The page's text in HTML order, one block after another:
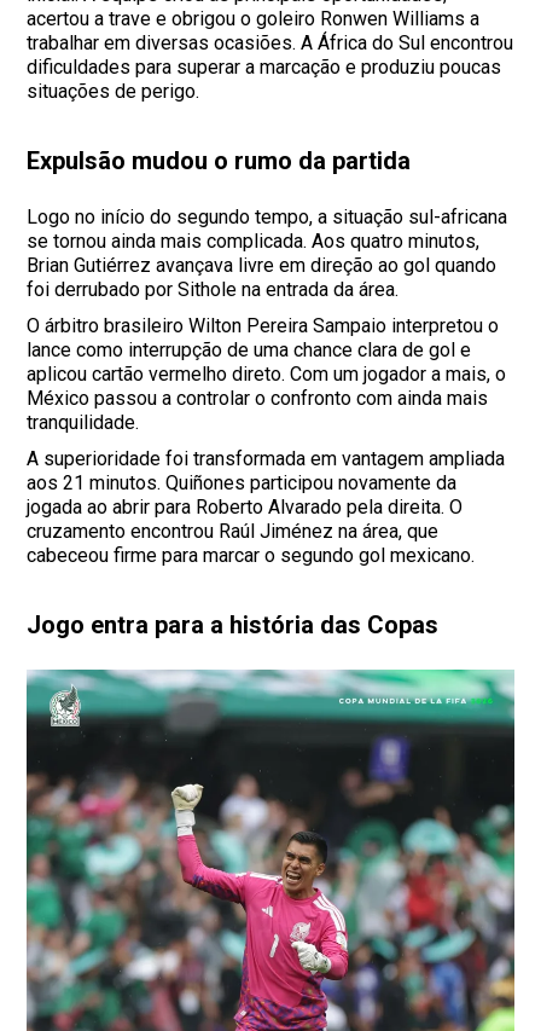
acertou a trave e obrigou o goleiro Ronwen Williams a
trabalhar em diversas ocasiões. A África do Sul encontrou
dificuldades para superar a marcação e produziu poucas
situações de perigo.
Expulsão mudou o rumo da partida
Logo no início do segundo tempo, a situação sul-africana
se tornou ainda mais complicada. Aos quatro minutos,
Brian Gutiérrez avançava livre em direção ao gol quando
foi derrubado por Sithole na entrada da área.
O árbitro brasileiro Wilton Pereira Sampaio interpretou o
lance como interrupção de uma chance clara de gol e
aplicou cartão vermelho direto. Com um jogador a mais, o
México passou a controlar o confronto com ainda mais
tranquilidade.
A superioridade foi transformada em vantagem ampliada
aos 21 minutos. Quiñones participou novamente da
jogada ao abrir para Roberto Alvarado pela direita. O
cruzamento encontrou Raúl Jiménez na área, que
cabeceou firme para marcar o segundo gol mexicano.
Jogo entra para a história das Copas